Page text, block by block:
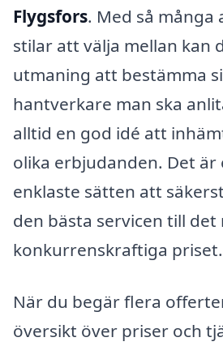
Flygsfors. Med så många
stilar att välja mellan kan
utmaning att bestämma
hantverkare man ska
alltid en god idé att
olika erbjudanden. Det är
enklaste sätten att
den bästa servicen till det
konkurrenskraftiga priset.
När du begär flera
översikt över priser och